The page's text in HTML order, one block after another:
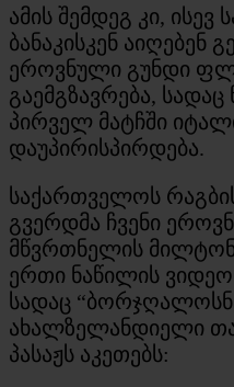
ამის შემდეგ კი,
ბანაკისკენ აიღებენ
ეროვნული გუნდი
გაემგზავრება,
პირველ მატჩში
დაუპირისპირდება.
საქართველოს რაგბის
გვერდმა ჩვენი
მწვრთნელის მილტონ
ერთი ნაწილის
სადაც
ახალზელანდიელი
პასაჟს აკეთებს: